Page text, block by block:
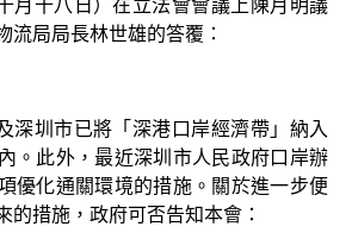
月十八日）在立法會會議上陳月明議
流局局長林世雄的答覆：
深圳市已將「深港口岸經濟帶」納入
。此外，最近深圳市人民政府口岸辦
優化通關環境的措施。關於進一步便
的措施，政府可否告知本會：